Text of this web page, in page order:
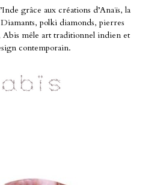
grâce aux créations d’Anaïs, la
polki diamonds, pierres
Abis mêle art traditionnel indien et
contemporain.